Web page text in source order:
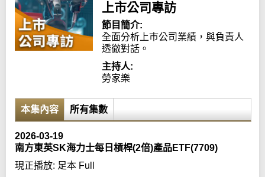
上市公司專訪
節目簡介:
全面分析上巿公司業績，與負責人
透徹對話。
主持人:
勞家樂
本集內容 所有集數
2026-03-19
南方東英SK海力士每日槓桿(2倍)產品ETF(7709)
現正播放: 足本 Full